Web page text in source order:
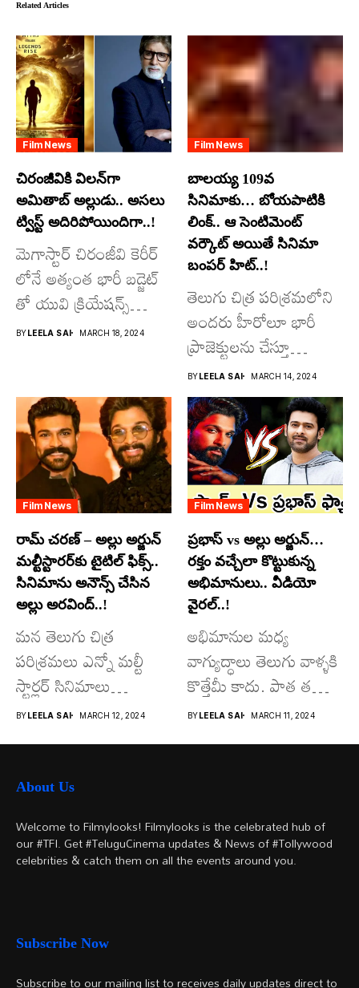
Related Articles
Film News
చిరంజీవికి విలన్‌గా
అమితాబ్ అల్లుడు.. అసలు
ట్విస్ట్ అదిరిపోయిందిగా..!
మెగాస్టార్ చిరంజీవి కెరీర్
లోనే అత్యంత భారీ బడ్జెట్
తో యువి క్రియేషన్స్
రూపొందిస్తున్న
BYLEELA SAI MARCH 18, 2024
Film News
బాలయ్య 109వ
సినిమాకు… బోయపాటికి
లింక్.. ఆ సెంటిమెంట్
వర్కౌట్ అయితే సినిమా
బంపర్ హిట్..!
తెలుగు చిత్ర పరిశ్రమలోని
అందరు హీరోలూ భారీ
ప్రాజెక్టులను చేస్తూ
దూసుకుపోతోన్నారు.
అందులో కొందరు
మాత్రమే...
BYLEELA SAI MARCH 14, 2024
Film News
రామ్ చరణ్ – అల్లు అర్జున్
మల్టీస్టారర్​కు టైటిల్ ఫిక్స్..
సినిమాను అనౌన్స్ చేసిన
అల్లు అరవింద్..!
మన తెలుగు చిత్ర
పరిశ్రమలు ఎన్నో మల్టీ
స్టార్లర్ సినిమాలు
వచ్చాయి.. కొన్ని సినిమాలు
అయితే...
BY LEELA SAI MARCH 12, 2024
Film News
ప్రభాస్ vs అల్లు అర్జున్…
రక్తం వచ్చేలా కొట్టుకున్న
అభిమానులు.. వీడియో
వైరల్..!
అభిమానుల మధ్య
వాగ్యుద్ధాలు తెలుగు వాళ్ళకి
కొత్తేమీ కాదు. పాత తరం
నటుల నుంచి నేటి...
BY LEELA SAI MARCH 11, 2024
About Us
Welcome to Filmylooks! Filmylooks is the celebrated hub of
our #TFI. Get #TeluguCinema updates & News of #Tollywood
celebrities & catch them on all the events around you.
Subscribe Now
Subscribe to our mailing list to receives daily updates direct to